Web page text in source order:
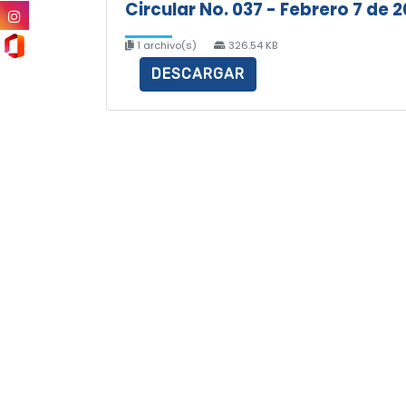
Circular No. 037 - Febrero 7 de
1 archivo(s) 326.54 KB
DESCARGAR